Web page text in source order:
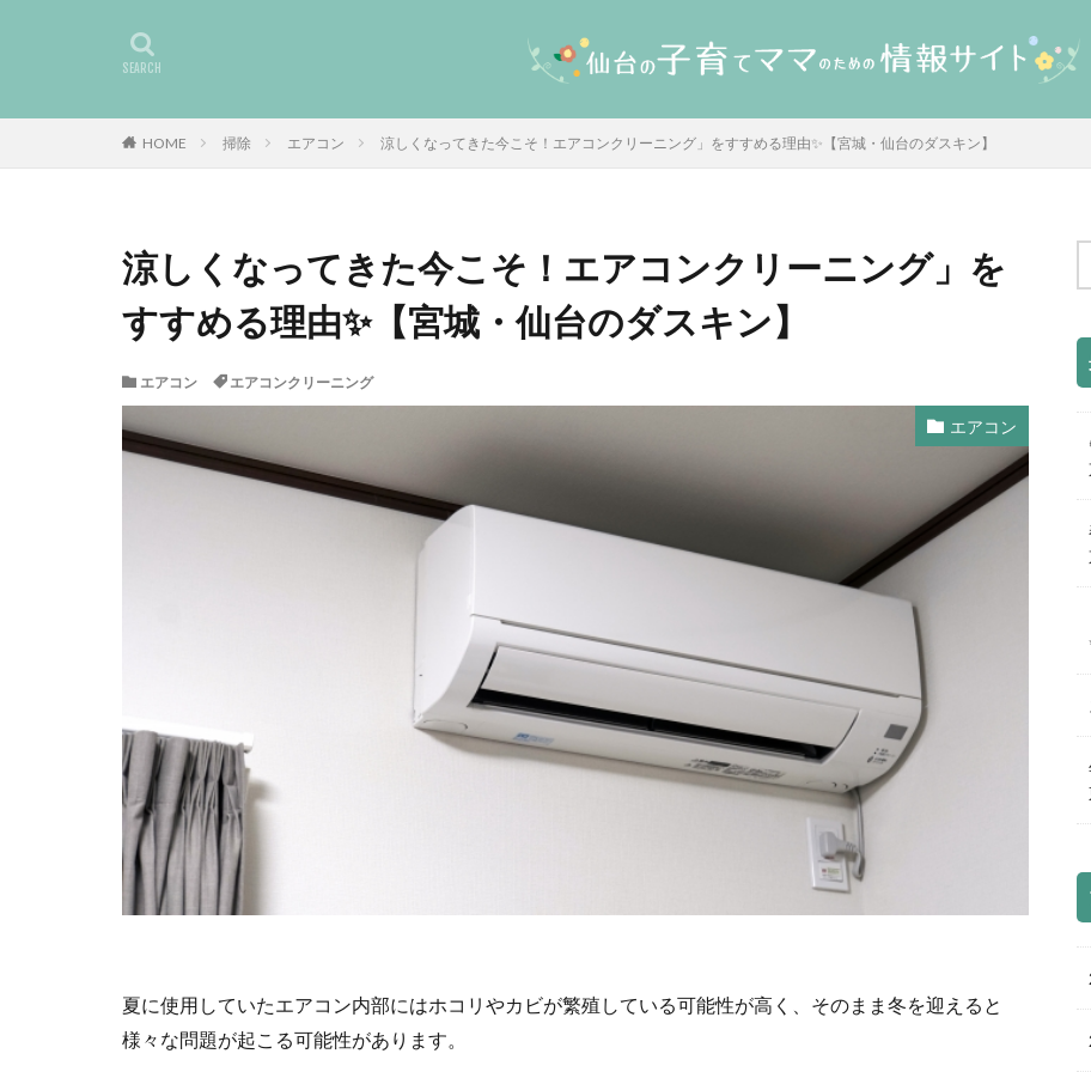
HOME 掃除 エアコン 涼しくなってきた今こそ！エアコンクリーニング」をすすめる理由✨【宮城・仙台のダスキン】
涼しくなってきた今こそ！エアコンクリーニング」を
すすめる理由✨【宮城・仙台のダスキン】
エアコン エアコンクリーニング
エアコン
夏に使用していたエアコン内部にはホコリやカビが繁殖している可能性が高く、そのまま冬を迎えると
様々な問題が起こる可能性があります。